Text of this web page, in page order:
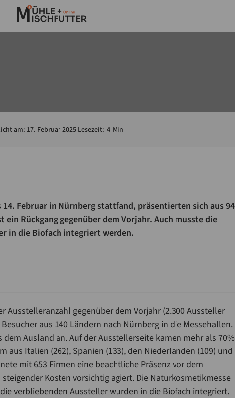
am: 17. Februar 2025 Lesezeit: 4 Min
14. Februar in Nürnberg stattfand, präsentierten sich aus 94
ein Rückgang gegenüber dem Vorjahr. Auch musste die
in die Biofach integriert werden.
Ausstelleranzahl gegenüber dem Vorjahr (2.300 Aussteller
aus 140 Ländern nach Nürnberg in die Messehallen.
Ausland an. Auf der Ausstellerseite kamen mehr als 70%
aus Italien (262), Spanien (133), den Niederlanden (109) und
mit 653 Firmen eine beachtliche Präsenz vor dem
Kosten vorsichtig agiert. Die Naturkosmetikmesse
verbliebenden Aussteller wurden in die Biofach integriert.